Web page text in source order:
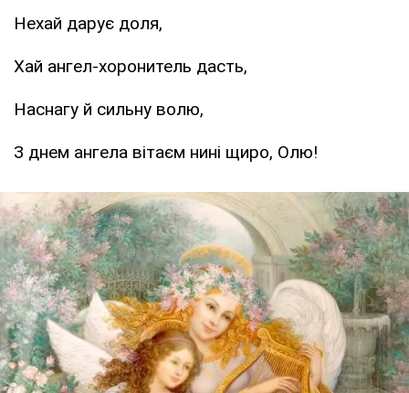
Нехай дарує доля,
Хай ангел-хоронитель дасть,
Наснагу й сильну волю,
З днем ангела вітаєм нині щиро, Олю!